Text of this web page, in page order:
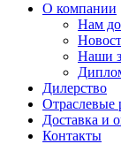
О компании
Нам
Наши
Дилерство
Отраслевые
Доставка и
Контакты